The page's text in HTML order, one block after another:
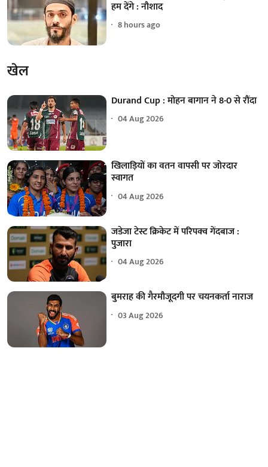
हम देंगे : नौशाद
8 hours ago
खेल
Durand Cup : मोहन बागान ने 8-0 से रौंदा
04 Aug 2026
खिलाड़ियों का वतन वापसी पर जोरदार
स्वागत
04 Aug 2026
जडेजा टेस्ट क्रिकेट में परिपक्व गेंदबाज :
पुजारा
04 Aug 2026
बुमराह की गैरमौजूदगी पर चयनकर्ता नाराज
03 Aug 2026